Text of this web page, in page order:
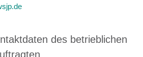
des betrieblichen